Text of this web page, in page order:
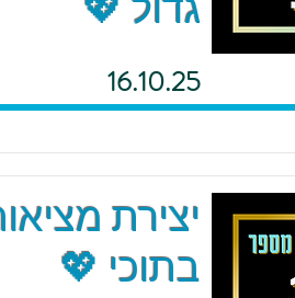
16.10.25
יצירת
בתוכי 💖